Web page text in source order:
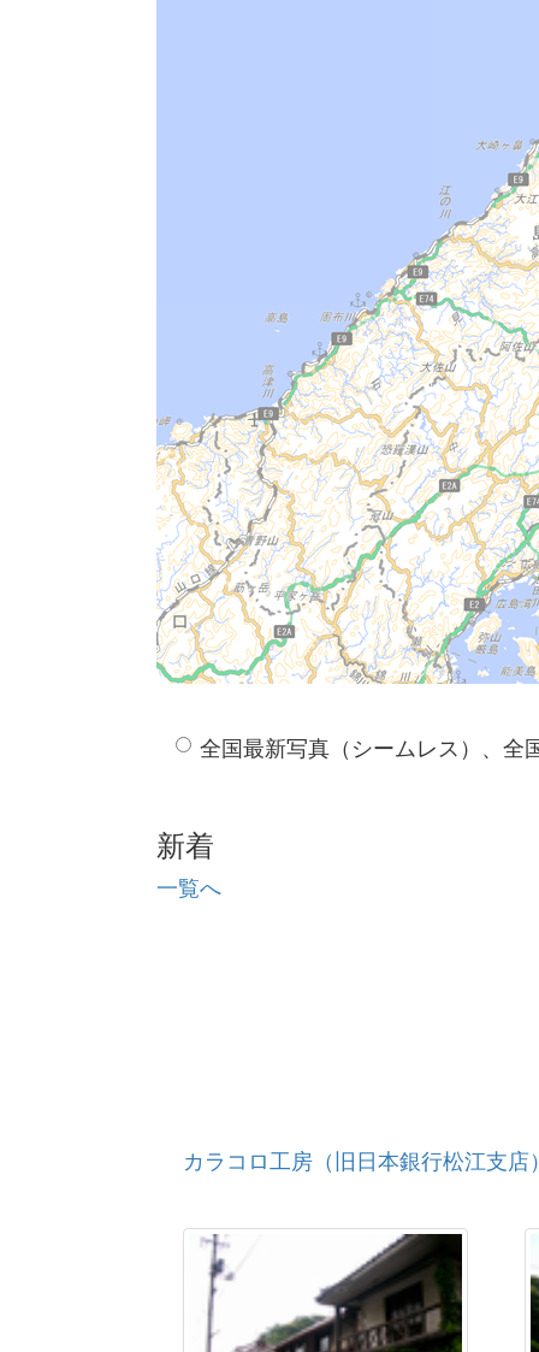
全国最新写真（シームレス）、全
新着
一覧へ
カラコロ工房（旧日本銀行松江支店